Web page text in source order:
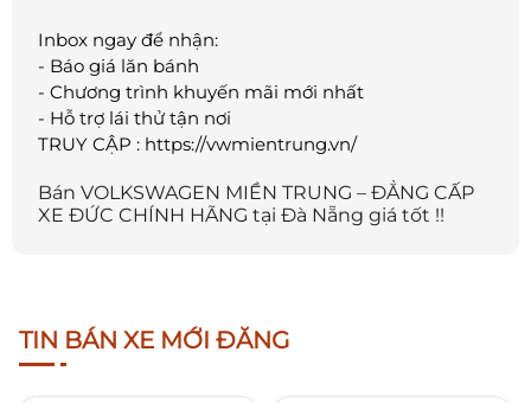
Inbox ngay để nhận:
- Báo giá lăn bánh
- Chương trình khuyến mãi mới nhất
- Hỗ trợ lái thử tận nơi
TRUY CẬP : https://vwmientrung.vn/
Bán VOLKSWAGEN MIỀN TRUNG – ĐẲNG CẤP
XE ĐỨC CHÍNH HÃNG tại Đà Nẵng giá tốt !!
TIN BÁN XE MỚI ĐĂNG